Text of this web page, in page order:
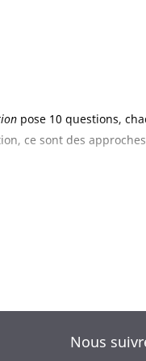
pose 10 questions,
ce sont des
plusieurs prismes :
Nous